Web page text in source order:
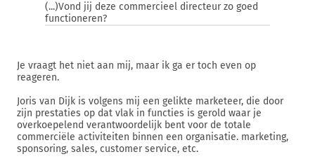
(...)Vond jij deze commercieel directeur zo goed
functioneren?
Je vraagt het niet aan mij, maar ik ga er toch even op
reageren.
Joris van Dijk is volgens mij een gelikte marketeer, die door
zijn prestaties op dat vlak in functies is gerold waar je
overkoepelend verantwoordelijk bent voor de totale
commerciële activiteiten binnen een organisatie. marketing,
sponsoring, sales, customer service, etc.